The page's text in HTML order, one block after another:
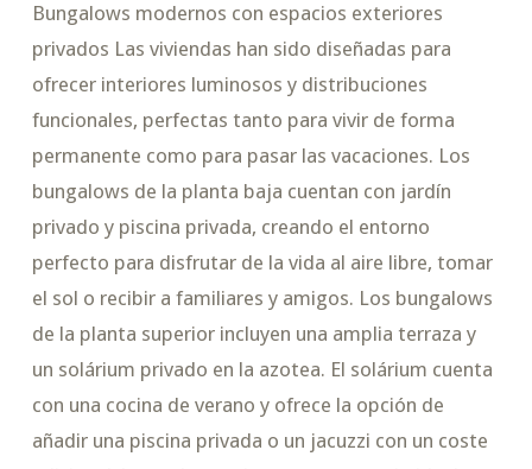
Bungalows modernos con espacios exteriores
privados Las viviendas han sido diseñadas para
ofrecer interiores luminosos y distribuciones
funcionales, perfectas tanto para vivir de forma
permanente como para pasar las vacaciones. Los
bungalows de la planta baja cuentan con jardín
privado y piscina privada, creando el entorno
perfecto para disfrutar de la vida al aire libre, tomar
el sol o recibir a familiares y amigos. Los bungalows
de la planta superior incluyen una amplia terraza y
un solárium privado en la azotea. El solárium cuenta
con una cocina de verano y ofrece la opción de
añadir una piscina privada o un jacuzzi con un coste